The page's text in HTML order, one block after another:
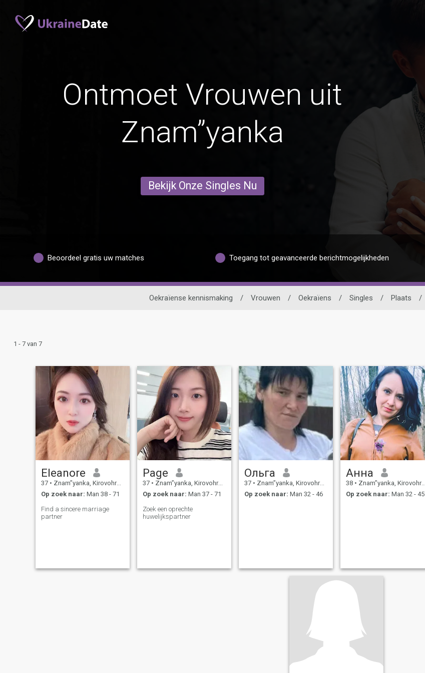
Ontmoet Vrouwen uit
Znam”yanka
Bekijk Onze Singles Nu
Beoordeel gratis uw matches Toegang tot geavanceerde berichtmogelijkheden
Oekraïense kennismaking / Vrouwen / Oekraïens / Singles / Plaats /
1 - 7 van 7
Eleanore
37 • Znam”yanka, Kirovohrad, Ukraïne
Op zoek naar: Man 38 - 71
Find a sincere marriage
partner
Page
37 • Znam”yanka, Kirovohrad, Ukraïne
Op zoek naar: Man 37 - 71
Zoek een oprechte
huwelijkspartner
Ольга
37 • Znam”yanka, Kirovohrad, Ukraïne
Op zoek naar: Man 32 - 46
Анна
38 • Znam”yanka, Kirovohrad, Ukraïne
Op zoek naar: Man 32 - 45